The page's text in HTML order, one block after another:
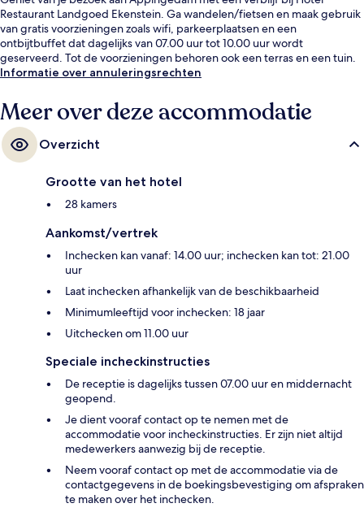
Restaurant Landgoed Ekenstein. Ga wandelen/fietsen en maak gebruik
van gratis voorzieningen zoals wifi, parkeerplaatsen en een
ontbijtbuffet dat dagelijks van 07.00 uur tot 10.00 uur wordt
geserveerd. Tot de voorzieningen behoren ook een terras en een tuin.
Informatie over annuleringsrechten
Meer over deze accommodatie
Overzicht
Grootte van het hotel
28 kamers
Aankomst/vertrek
Inchecken kan vanaf: 14.00 uur; inchecken kan tot: 21.00
uur
Laat inchecken afhankelijk van de beschikbaarheid
Minimumleeftijd voor inchecken: 18 jaar
Uitchecken om 11.00 uur
Speciale incheckinstructies
De receptie is dagelijks tussen 07.00 uur en middernacht
geopend.
Je dient vooraf contact op te nemen met de
accommodatie voor incheckinstructies. Er zijn niet altijd
medewerkers aanwezig bij de receptie.
Neem vooraf contact op met de accommodatie via de
contactgegevens in de boekingsbevestiging om afspraken
te maken over het inchecken.